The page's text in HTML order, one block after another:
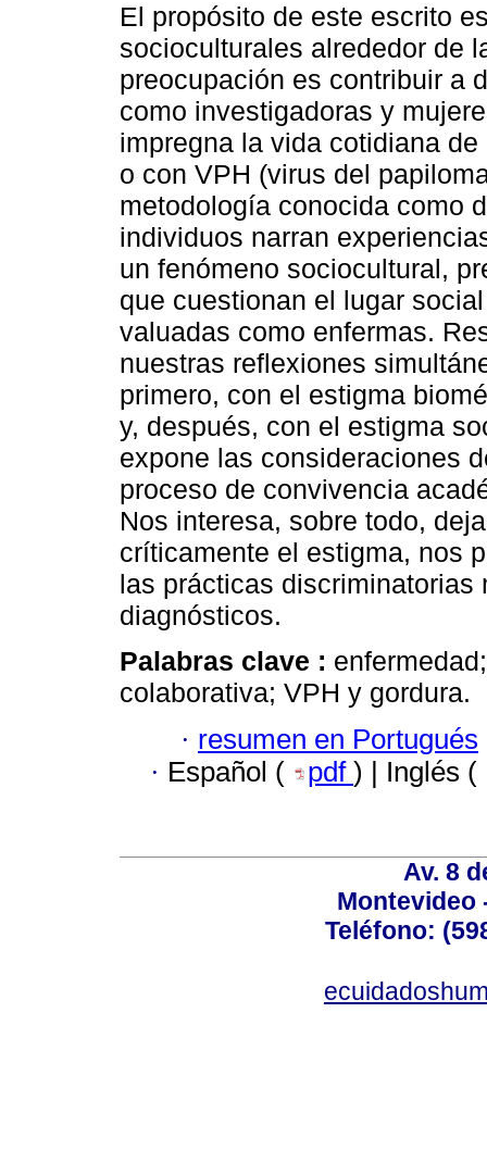
El propósito de este escrito
socioculturales alrededor de
preocupación es contribuir a
como investigadoras y
impregna la vida cotidiana
o con VPH (virus del
metodología conocida como
individuos narran
un fenómeno sociocultural,
que cuestionan el lugar
valuadas como enfermas.
nuestras reflexiones
primero, con el estigma
y, después, con el estigma
expone las consideraciones
proceso de convivencia
Nos interesa, sobre todo,
críticamente el estigma, nos
las prácticas discriminatorias
diagnósticos.
Palabras clave :
colaborativa; VPH y gordura.
· resumen en Portugués
· Español ( pdf ) | Inglés (
Av. 8
Montevideo
Teléfono: